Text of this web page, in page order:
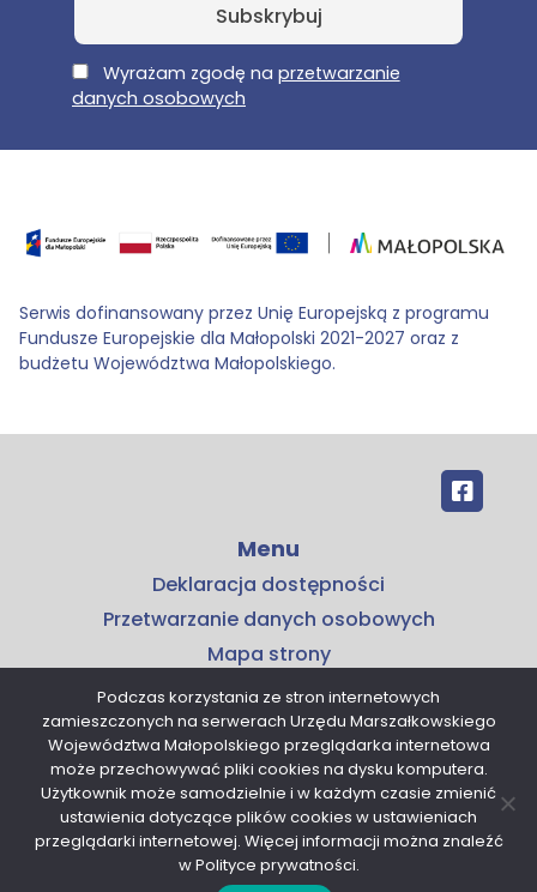
E-MailWyrażam zgodę na przetwarzanie
danych osobowych
Serwis dofinansowany przez Unię Europejską z programu
Fundusze Europejskie dla Małopolski 2021-2027 oraz z
budżetu Województwa Małopolskiego.
Menu
Deklaracja dostępności
Przetwarzanie danych osobowych
Mapa strony
Kontakt
Kontakt
Małopolskie Centrum Przedsiębiorczości
ul. Armii Krajowej 16
30-150 Kraków
tel. 12 376 91 00
sekretariat@mcp.malopolska.pl
Podczas korzystania ze stron internetowych
zamieszczonych na serwerach Urzędu Marszałkowskiego
Województwa Małopolskiego przeglądarka internetowa
może przechowywać pliki cookies na dysku komputera.
Użytkownik może samodzielnie i w każdym czasie zmienić
ustawienia dotyczące plików cookies w ustawieniach
przeglądarki internetowej. Więcej informacji można znaleźć
w Polityce prywatności.